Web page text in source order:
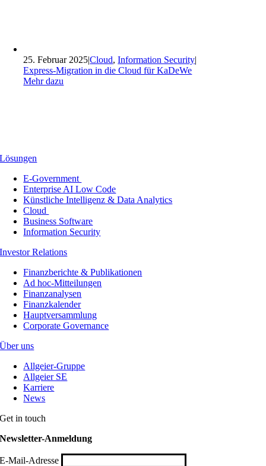
25. Februar 2025|Cloud,Information Security|
Express-Migration in die Cloud für KaDeWe
Mehr dazu
Lösungen
E-Government
Enterprise AI Low Code
Künstliche Intelligenz & Data Analytics
Cloud
Business Software
Information Security
Investor Relations
Finanzberichte & Publikationen
Ad hoc-Mitteilungen
Finanzanalysen
Finanzkalender
Hauptversammlung
Corporate Governance
Über uns
Allgeier-Gruppe
Allgeier SE
Karriere
News
Get in touch
Newsletter-Anmeldung
E-Mail-Adresse